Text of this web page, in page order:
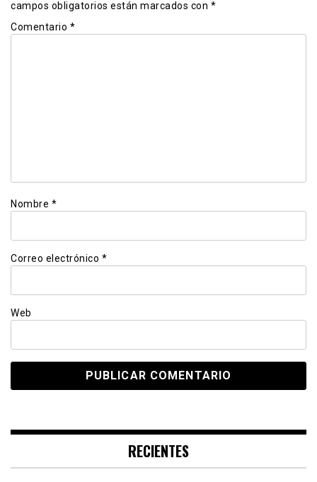
campos obligatorios están marcados con *
Comentario *
Nombre *
Correo electrónico *
Web
RECIENTES